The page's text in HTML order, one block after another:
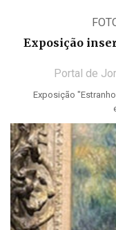
Exposição
Portal de
Exposição